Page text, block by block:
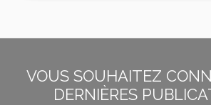
VOUS SOUHAITEZ
DERNIÈRES